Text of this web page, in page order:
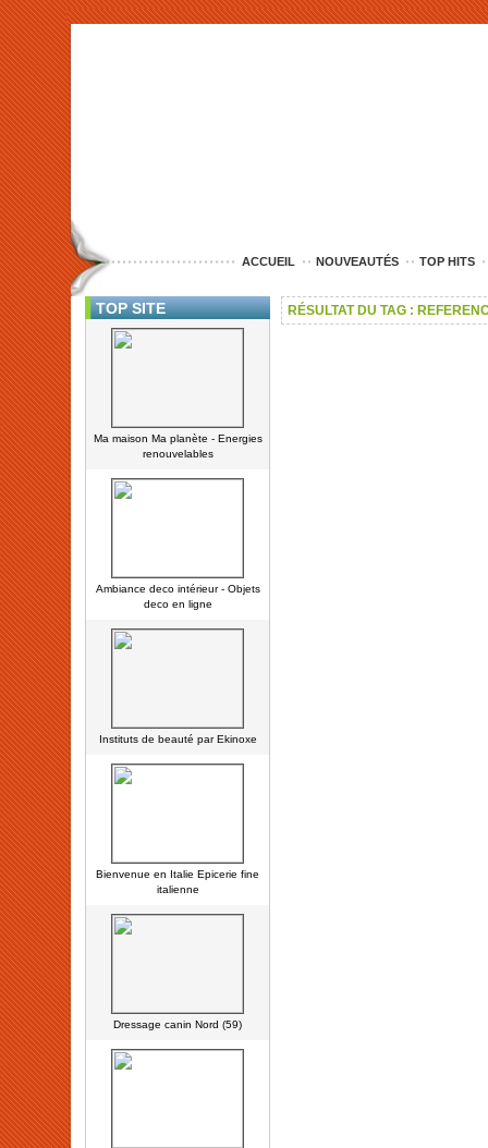
<img src="http://www.nord-entreprise.com/images/anim.jpg"
ACCUEIL NOUVEAUTÉS TOP HITS
TOP SITE
Ma maison Ma planète - Energies
renouvelables
Ambiance deco intérieur - Objets
deco en ligne
Instituts de beauté par Ekinoxe
Bienvenue en Italie Epicerie fine
italienne
Dressage canin Nord (59)
RÉSULTAT DU TAG :